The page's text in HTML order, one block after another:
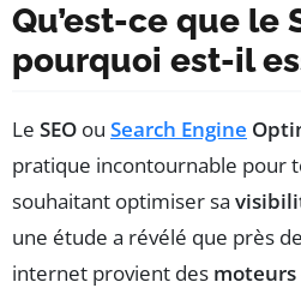
Qu’est-ce que le
pourquoi est-il
Le SEO ou Search Engine
pratique incontournable pour
souhaitant optimiser sa
une étude a révélé que près de
internet provient des moteurs